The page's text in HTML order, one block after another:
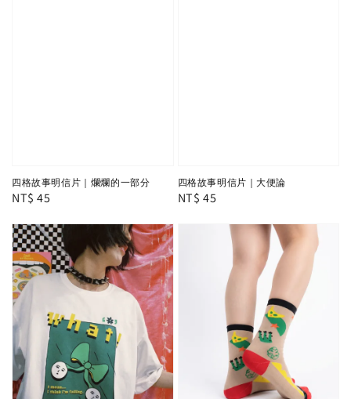
四格故事明信片｜爛爛的一部分
Regular
NT$ 45
四格故事明信片｜大便論
Regular
NT$ 45